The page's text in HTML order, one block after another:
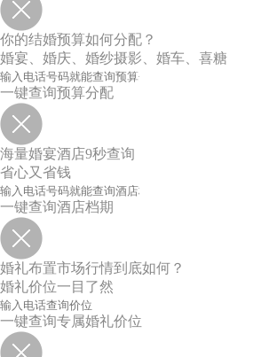
你的结婚预算如何分配？
婚宴、婚庆、婚纱摄影、婚车、喜糖
一键查询预算分配
海量婚宴酒店9秒查询
省心又省钱
一键查询酒店档期
婚礼布置市场行情到底如何？
婚礼价位一目了然
一键查询专属婚礼价位